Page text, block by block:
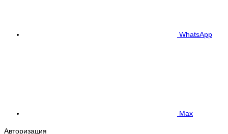
WhatsApp
Max
Авторизация